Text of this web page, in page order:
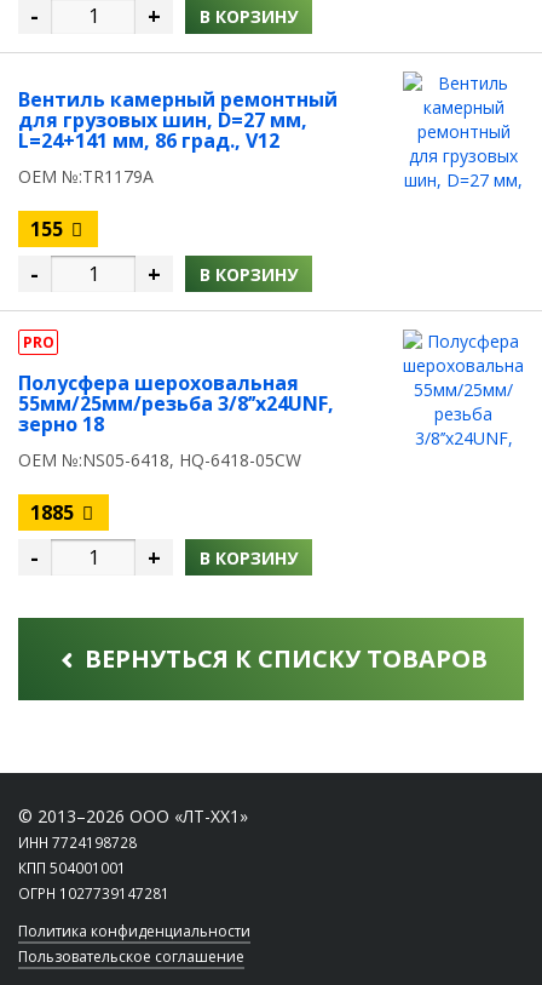
- + В КОРЗИНУ
Вентиль камерный ремонтный
для грузовых шин, D=27 мм,
L=24+141 мм, 86 град., V12
OEM №:TR1179A
155
- + В КОРЗИНУ
PRO
Полусфера шероховальная
55мм/25мм/резьба 3/8’’х24UNF,
зерно 18
OEM №:NS05-6418, HQ-6418-05CW
1885
- + В КОРЗИНУ
ВЕРНУТЬСЯ К СПИСКУ ТОВАРОВ
© 2013–2026 ООО «ЛТ-ХХ1»
ИНН 7724198728
КПП 504001001
ОГРН 1027739147281
Политика конфиденциальности
Пользовательское соглашение